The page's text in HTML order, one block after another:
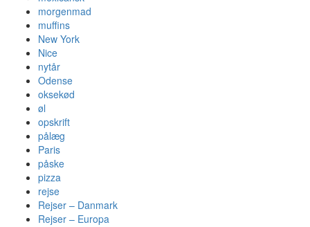
morgenmad
muffins
New York
Nice
nytår
Odense
oksekød
øl
opskrift
pålæg
Paris
påske
pizza
rejse
Rejser – Danmark
Rejser – Europa